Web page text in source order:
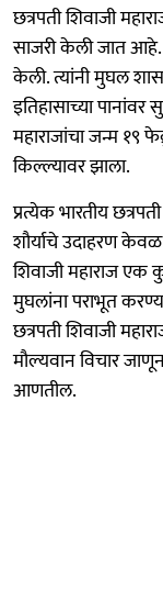
छत्रपती शिवाजी
साजरी केली जात आहे.
केली. त्यांनी मुघल
इतिहासाच्या
महाराजांचा जन्म १९
किल्ल्यावर झाला.
प्रत्येक भारतीय
शौर्याचे उदाहरण केवळ
शिवाजी महाराज एक
मुघलांना पराभूत
छत्रपती शिवाजी
मौल्यवान विचार
आणतील.